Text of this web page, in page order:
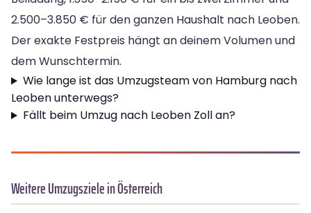
2.500–3.850 € für den ganzen Haushalt nach Leoben.
Der exakte Festpreis hängt an deinem Volumen und
dem Wunschtermin.
Wie lange ist das Umzugsteam von Hamburg nach
Leoben unterwegs?
Fällt beim Umzug nach Leoben Zoll an?
Weitere Umzugsziele in Österreich